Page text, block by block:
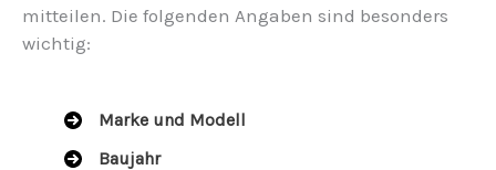
mitteilen. Die folgenden Angaben sind besonders
wichtig:
Marke und Modell
Baujahr